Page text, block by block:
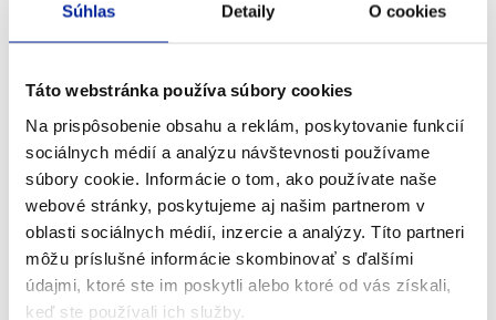
Súhlas Detaily O cookies
Táto webstránka používa súbory cookies
Na prispôsobenie obsahu a reklám, poskytovanie funkcií
sociálnych médií a analýzu návštevnosti používame
súbory cookie. Informácie o tom, ako používate naše
webové stránky, poskytujeme aj našim partnerom v
oblasti sociálnych médií, inzercie a analýzy. Títo partneri
môžu príslušné informácie skombinovať s ďalšími
údajmi, ktoré ste im poskytli alebo ktoré od vás získali,
keď ste používali ich služby.